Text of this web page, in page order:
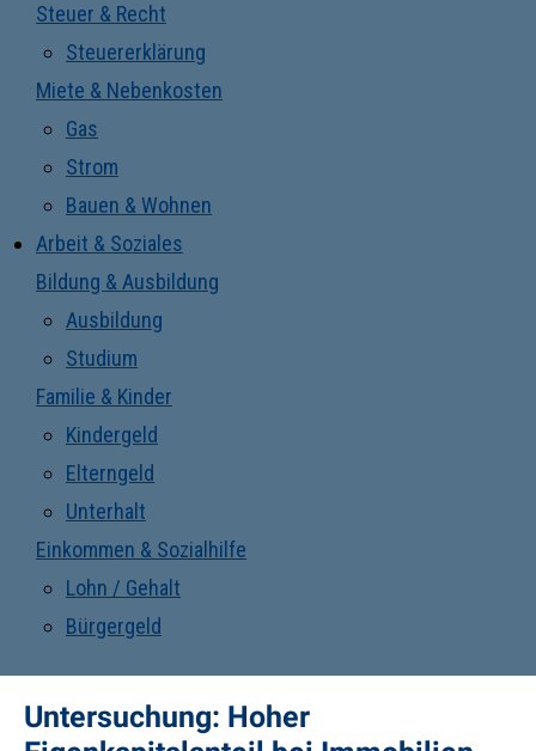
Steuer & Recht
Steuererklärung
Miete & Nebenkosten
Gas
Strom
Bauen & Wohnen
Arbeit & Soziales
Bildung & Ausbildung
Ausbildung
Studium
Familie & Kinder
Kindergeld
Elterngeld
Unterhalt
Einkommen & Sozialhilfe
Lohn / Gehalt
Bürgergeld
Untersuchung: Hoher